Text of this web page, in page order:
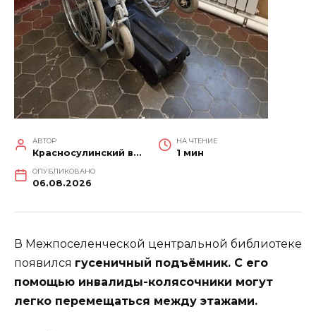
АВТОР
Красносулинский вестник
НА ЧТЕНИЕ
1 мин
ОПУБЛИКОВАНО
06.08.2026
В Межпоселенческой центральной библиотеке
появился гусеничный подъёмник. С его
помощью инвалиды-колясочники могут
легко перемещаться между этажами.